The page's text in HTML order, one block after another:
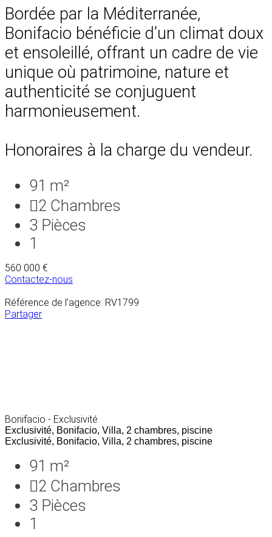
Bordée par la Méditerranée,
Bonifacio bénéficie d’un climat doux
et ensoleillé, offrant un cadre de vie
unique où patrimoine, nature et
authenticité se conjuguent
harmonieusement.
Honoraires à la charge du vendeur.
91 m²
2 Chambres
3 Pièces
1
560 000 €
Contactez-nous
Référence de l’agence: RV1799
Partager
Bonifacio - Exclusivité
Exclusivité, Bonifacio, Villa, 2 chambres, piscine
Exclusivité, Bonifacio, Villa, 2 chambres, piscine
91 m²
2 Chambres
3 Pièces
1